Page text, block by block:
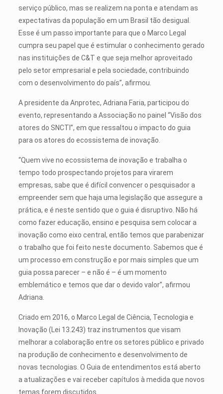
serviço público, mas se realizem na ponta e atendam as
expectativas da população em um Brasil tão desigual.
Esse é um passo importante para que o Marco Legal
cumpra seu papel que é estimular o conhecimento gerado
nas instituições de C&T e que seja melhor aproveitado
pelo setor empresarial e pela sociedade, contribuindo
com o desenvolvimento do país”, afirmou.
A presidente da Anprotec, Adriana Faria, participou do
evento, representando a Associação no painel “Visão dos
atores do SNCTI”, em que ressaltou o impacto do guia
para os atores do ecossistema de inovação.
“Quem vive no ecossistema de inovação e trabalha o
tempo todo prospectando projetos para virarem
empresas, sabe que é difícil convencer o pesquisador a
empreender sem que haja uma legislação que assegure a
prática, e é neste sentido que o guia é disruptivo. Não há
como fazer educação, ensino e pesquisa sem colocar a
inovação como eixo central, então temos que parabenizar
o trabalho que foi feito neste documento. Sabemos que é
um processo em construção e por mais simples que um
guia possa parecer – e não é – é um momento
emblemático e temos que dar o devido valor”, afirmou
Adriana.
Criado em 2016, o Marco Legal de Ciência, Tecnologia e
Inovação (Lei 13.243) traz instrumentos que visam
melhorar a colaboração entre os setores público e privado
na produção de conhecimento e desenvolvimento de
novas tecnologias. O Guia de entendimentos está aberto
a atualizações e vai receber capítulos à medida que novos
temas forem discutidos.